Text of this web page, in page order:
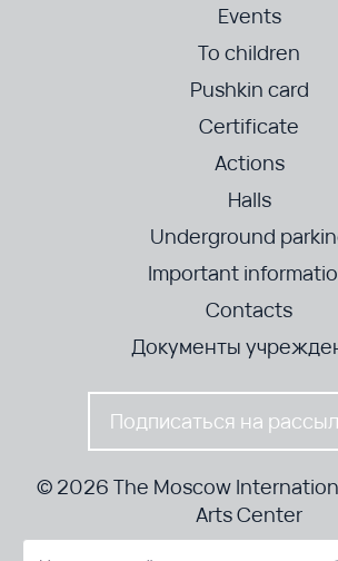
Events
To children
Pushkin card
Certificate
Actions
Halls
Underground
Important
Contacts
Документы
Подписаться на
© 2026 The Moscow
Arts Center